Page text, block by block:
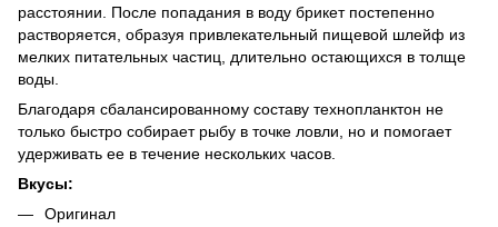
расстоянии. После попадания в воду брикет постепенно
растворяется, образуя привлекательный пищевой шлейф из
мелких питательных частиц, длительно остающихся в толще
воды.
Благодаря сбалансированному составу технопланктон не
только быстро собирает рыбу в точке ловли, но и помогает
удерживать ее в течение нескольких часов.
Вкусы:
Оригинал